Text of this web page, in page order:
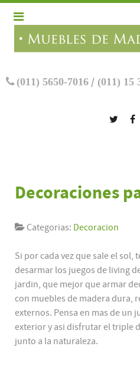
(011) 5650-7016 / (011) 15
Decoraciones
Categorias: Decoracion
Si por cada vez que sale el sol,
desarmar los juegos de living
jardin, que mejor que armar
con muebles de madera dura,
externos. Pensa en mas de un
exterior y asi disfrutar el triple
junto a la naturaleza.